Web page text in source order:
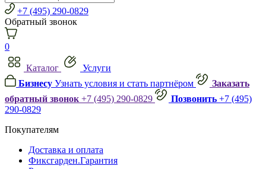
+7 (495) 290-0829
Обратный звонок
0
Каталог
Услуги
Бизнесу Узнать условия и стать партнёром
Заказать
обратный звонок +7 (495) 290-0829 Позвонить +7 (495)
290-0829
Покупателям
Доставка и оплата
Фиксгарден.Гарантия